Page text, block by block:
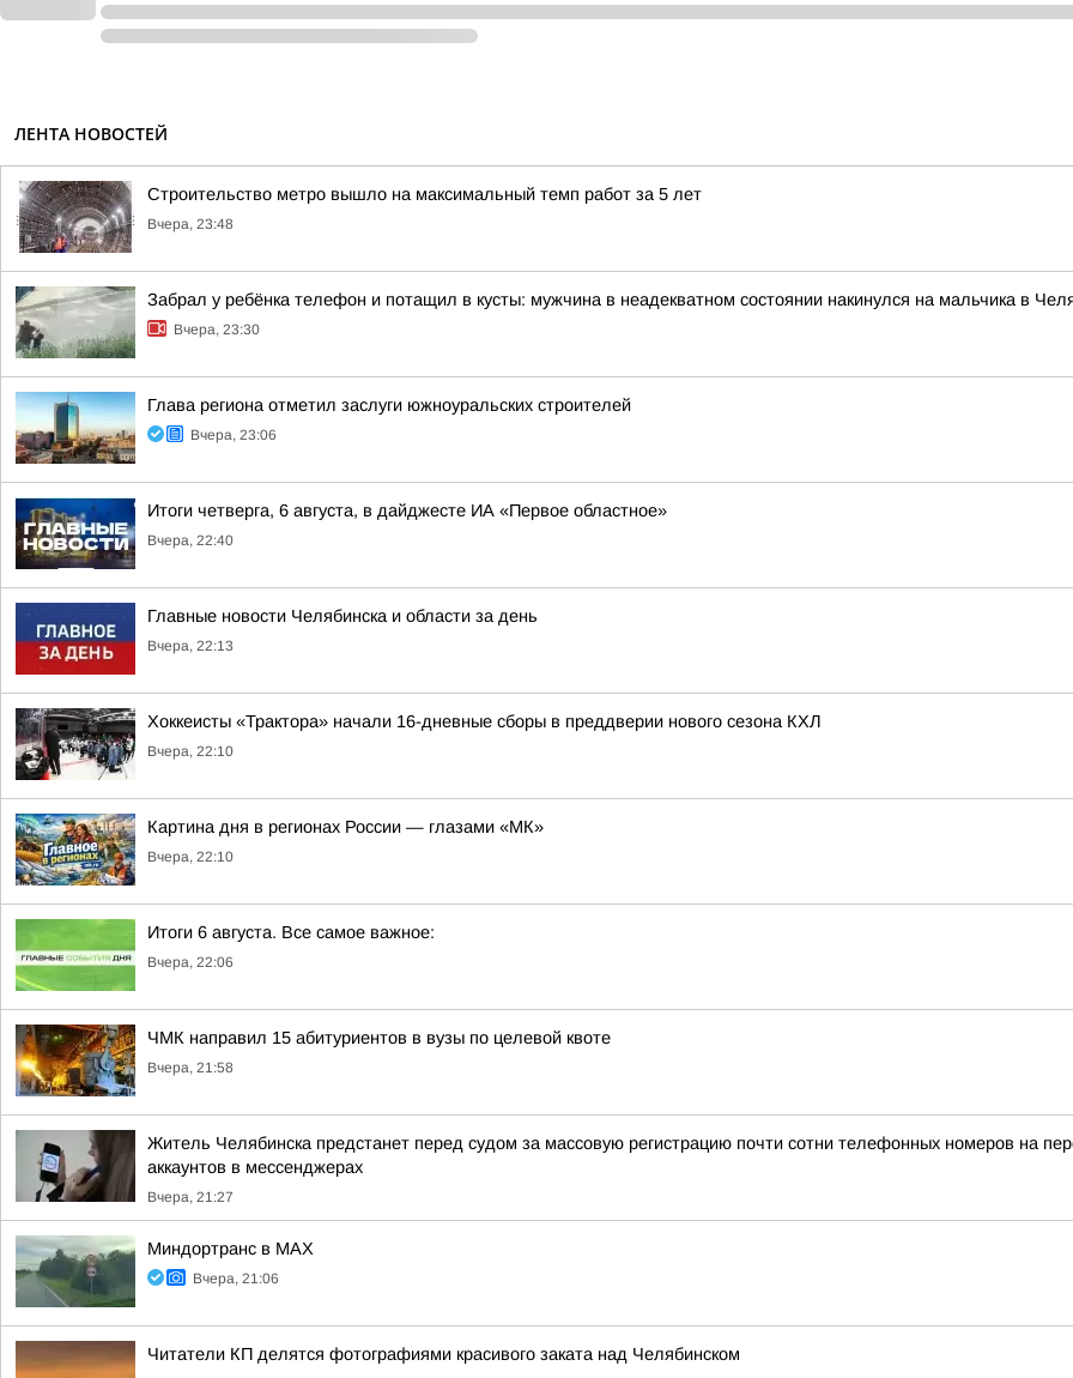
ЛЕНТА НОВОСТЕЙ
Строительство метро вышло на максимальный темп работ за 5 лет
Вчера, 23:48
Забрал у ребёнка телефон и потащил в кусты: мужчина в неадекватном состоянии накинулся на мальчика в
Вчера, 23:30
Глава региона отметил заслуги южноуральских строителей
Вчера, 23:06
Итоги четверга, 6 августа, в дайджесте ИА «Первое областное»
Вчера, 22:40
Главные новости Челябинска и области за день
Вчера, 22:13
Хоккеисты «Трактора» начали 16-дневные сборы в преддверии нового сезона КХЛ
Вчера, 22:10
Картина дня в регионах России — глазами «МК»
Вчера, 22:10
Итоги 6 августа. Все самое важное:
Вчера, 22:06
ЧМК направил 15 абитуриентов в вузы по целевой квоте
Вчера, 21:58
Житель Челябинска предстанет перед судом за массовую регистрацию почти сотни телефонных номеров на
аккаунтов в мессенджерах
Вчера, 21:27
Миндортранс в MAX
Вчера, 21:06
Читатели КП делятся фотографиями красивого заката над Челябинском